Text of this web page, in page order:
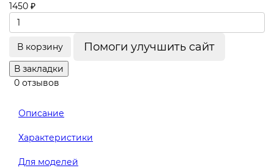
1450 ₽
В корзину Помоги улучшить сайт
В закладки
0 отзывов
Описание
Характеристики
Для моделей